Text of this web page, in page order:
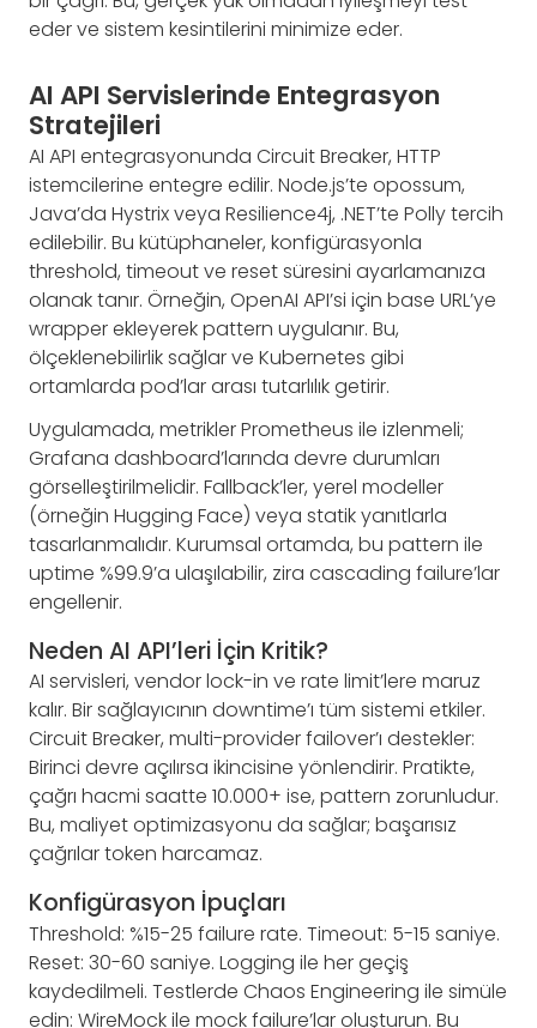
eder ve sistem kesintilerini minimize eder.
AI API Servislerinde Entegrasyon
Stratejileri
AI API entegrasyonunda Circuit Breaker, HTTP
istemcilerine entegre edilir. Node.js’te opossum,
Java’da Hystrix veya Resilience4j, .NET’te Polly tercih
edilebilir. Bu kütüphaneler, konfigürasyonla
threshold, timeout ve reset süresini ayarlamanıza
olanak tanır. Örneğin, OpenAI API’si için base URL’ye
wrapper ekleyerek pattern uygulanır. Bu,
ölçeklenebilirlik sağlar ve Kubernetes gibi
ortamlarda pod’lar arası tutarlılık getirir.
Uygulamada, metrikler Prometheus ile izlenmeli;
Grafana dashboard’larında devre durumları
görselleştirilmelidir. Fallback’ler, yerel modeller
(örneğin Hugging Face) veya statik yanıtlarla
tasarlanmalıdır. Kurumsal ortamda, bu pattern ile
uptime %99.9’a ulaşılabilir, zira cascading failure’lar
engellenir.
Neden AI API’leri İçin Kritik?
AI servisleri, vendor lock-in ve rate limit’lere maruz
kalır. Bir sağlayıcının downtime’ı tüm sistemi etkiler.
Circuit Breaker, multi-provider failover’ı destekler:
Birinci devre açılırsa ikincisine yönlendirir. Pratikte,
çağrı hacmi saatte 10.000+ ise, pattern zorunludur.
Bu, maliyet optimizasyonu da sağlar; başarısız
çağrılar token harcamaz.
Konfigürasyon İpuçları
Threshold: %15-25 failure rate. Timeout: 5-15 saniye.
Reset: 30-60 saniye. Logging ile her geçiş
kaydedilmeli. Testlerde Chaos Engineering ile simüle
edin: WireMock ile mock failure’lar oluşturun. Bu